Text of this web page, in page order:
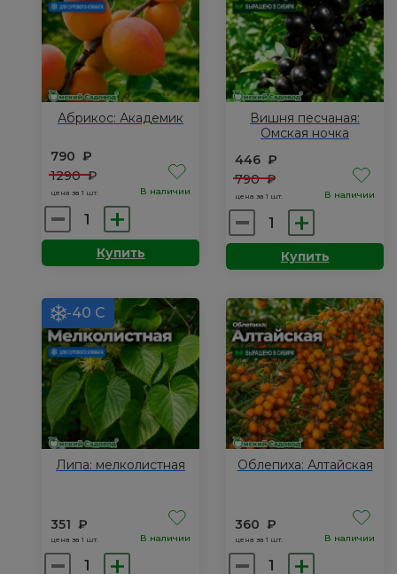
Абрикос: Академик
790 ₽
1290₽
цена за 1 шт. В наличии
Количество
товара
Абрикос:Купить
Вишня песчаная:
Омская ночка
446 ₽
790₽
цена за 1 шт. В наличии
Количество
товара
Вишня
Омская
ночка
Купить
-40 С
Липа: мелколистная
351 ₽
цена за 1 шт. В наличии
Количество
Облепиха: Алтайская
360 ₽
цена за 1 шт. В наличии
Количество